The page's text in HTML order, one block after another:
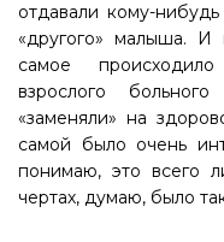
отдавали кому-
«другого» малыша.
самое
взрослого
«заменяли» на
самой было очень
понимаю, это всего
чертах, думаю, было